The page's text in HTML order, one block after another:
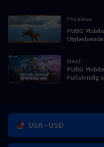
Previous
PUBG
Next
PUBG
Fullstendig
USA - USD